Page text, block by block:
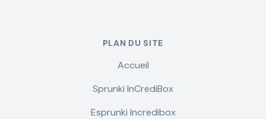
PLAN DU SITE
Accueil
Sprunki InCrediBox
Esprunki Incredibox